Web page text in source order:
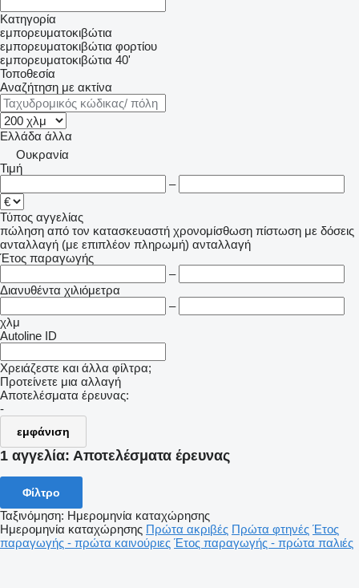
Κατηγορία
εμπορευματοκιβώτια
εμπορευματοκιβώτια φορτίου
εμπορευματοκιβώτια 40'
Τοποθεσία
Αναζήτηση με ακτίνα
Ελλάδα άλλα
Ουκρανία
Τιμή
–
Τύπος αγγελίας
πώληση από τον κατασκευαστή χρονομίσθωση πίστωση με δόσεις
ανταλλαγή (με επιπλέον πληρωμή) ανταλλαγή
Έτος παραγωγής
–
Διανυθέντα χιλιόμετρα
–
χλμ
Autoline ID
Χρειάζεστε και άλλα φίλτρα;
Προτείνετε μια αλλαγή
Αποτελέσματα έρευνας:
-
εμφάνιση
1 αγγελία: Αποτελέσματα έρευνας
Φίλτρο
Ταξινόμηση: Ημερομηνία καταχώρησης
Ημερομηνία καταχώρησης Πρώτα ακριβές Πρώτα φτηνές Έτος
παραγωγής - πρώτα καινούριες Έτος παραγωγής - πρώτα παλιές